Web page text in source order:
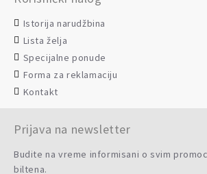
Istorija narudžbina
Lista želja
Specijalne ponude
Forma za reklamaciju
Kontakt
Prijava na newsletter
Budite na vreme informisani o svim
biltena.